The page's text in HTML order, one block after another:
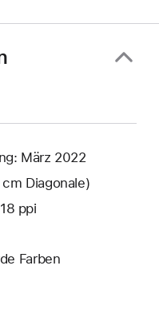
März 2022
Diagonale)
ppi
Farben